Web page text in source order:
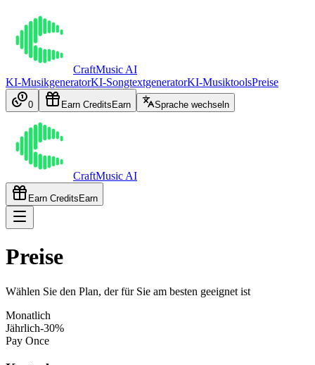
CraftMusic AI
KI-MusikgeneratorKI-SongtextgeneratorKI-MusiktoolsPreise
0 Earn Credits Earn Sprache wechseln
CraftMusic AI
Earn Credits Earn
Preise
Wählen Sie den Plan, der für Sie am besten geeignet ist
Monatlich
Jährlich-30%
Pay Once